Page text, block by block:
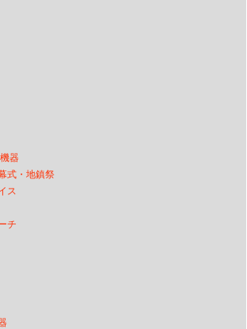
器
式・地鎮祭
ス
チ